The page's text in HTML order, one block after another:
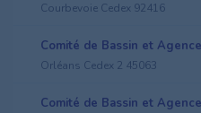
Courbevoie Cedex 92416
Comité de Bassin et
Orléans Cedex 2 45063
Comité de Bassin et